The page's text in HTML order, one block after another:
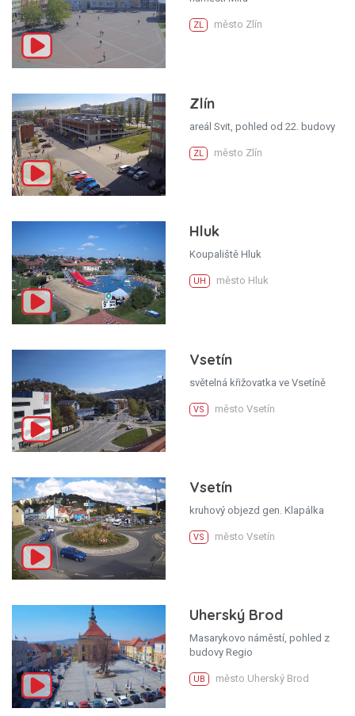
ZL město Zlín
Zlín
areál Svit, pohled od 22. budovy
ZL město Zlín
Hluk
Koupaliště Hluk
UH město Hluk
Vsetín
světelná křižovatka ve Vsetíně
VS město Vsetín
Vsetín
kruhový objezd gen. Klapálka
VS město Vsetín
Uherský Brod
Masarykovo náměstí, pohled z
budovy Regio
UB město Uherský Brod